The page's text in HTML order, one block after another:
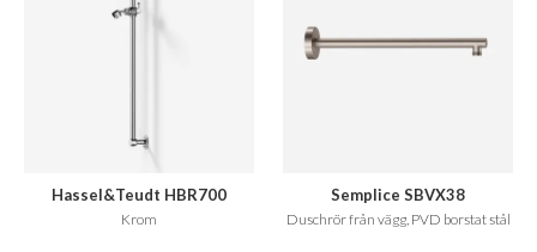
Hassel&Teudt HBR700
Krom
Semplice SBVX38
Duschrör från vägg, PVD borstat stål